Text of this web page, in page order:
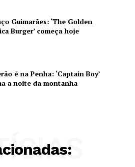
Guimarães: ‘The Golden
Burger’ começa hoje
é na Penha: ‘Captain Boy’
a noite da montanha